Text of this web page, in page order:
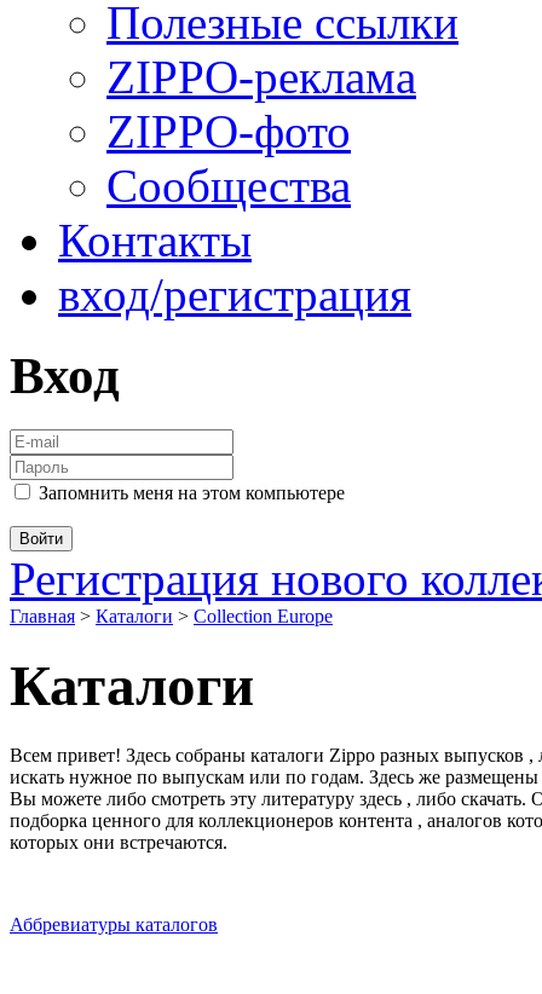
Полезные ссылки
ZIPPO-реклама
ZIPPO-фото
Сообщества
Контакты
вход/регистрация
Вход
Запомнить меня на этом компьютере
Регистрация нового
Главная > Каталоги > Collection Europe
Каталоги
Всем привет! Здесь собраны каталоги Zippo разных выпусков
искать нужное по выпускам или по годам. Здесь же
Вы можете либо смотреть эту литературу здесь , либо
подборка ценного для коллекционеров контента , аналогов
которых они встречаются.
Аббревиатуры каталогов